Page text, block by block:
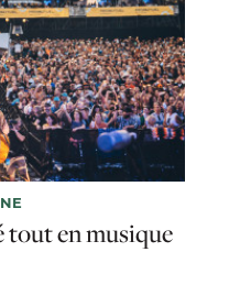
tout en musique